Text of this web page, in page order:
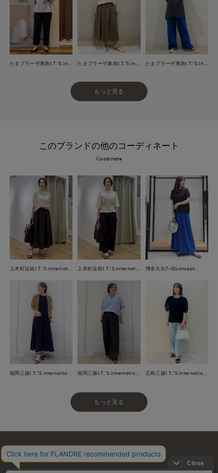
もっと見る
このブランドの他のコーディネート
Coodinate
博多大丸7-IDconcept.
もっと見る